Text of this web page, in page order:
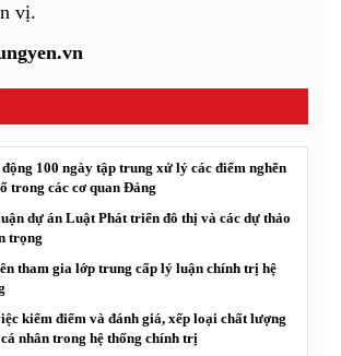
vị.
100 ngày tập trung xử lý các điểm nghẽn
trong các cơ quan Đảng
dự án Luật Phát triển đô thị và các dự thảo
trọng
tham gia lớp trung cấp lý luận chính trị hệ
kiểm điểm và đánh giá, xếp loại chất lượng
nhân trong hệ thống chính trị